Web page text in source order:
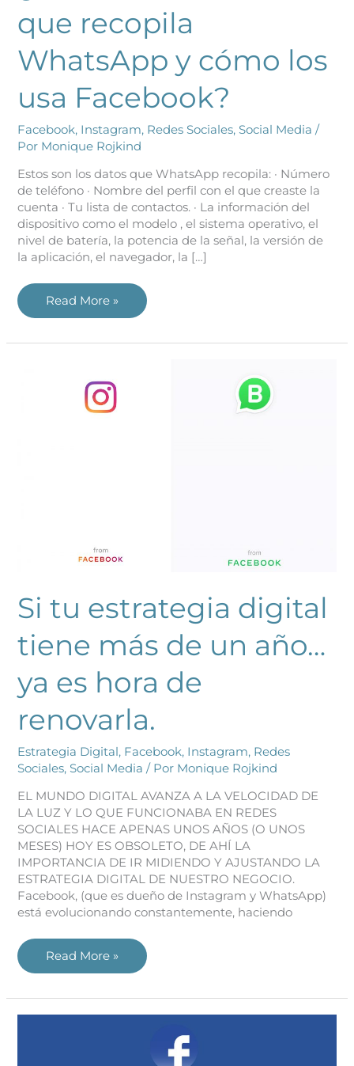
que recopila
WhatsApp y cómo los
usa Facebook?
Facebook, Instagram, Redes Sociales, Social Media /
Por Monique Rojkind
Estos son los datos que WhatsApp recopila: · Número
de teléfono · Nombre del perfil con el que creaste la
cuenta · Tu lista de contactos. · La información del
dispositivo como el modelo , el sistema operativo, el
nivel de batería, la potencia de la señal, la versión de
la aplicación, el navegador, la […]
Read More »
Si tu estrategia digital
tiene más de un año…
ya es hora de
renovarla.
Estrategia Digital, Facebook, Instagram, Redes
Sociales, Social Media / Por Monique Rojkind
EL MUNDO DIGITAL AVANZA A LA VELOCIDAD DE
LA LUZ Y LO QUE FUNCIONABA EN REDES
SOCIALES HACE APENAS UNOS AÑOS (O UNOS
MESES) HOY ES OBSOLETO, DE AHÍ LA
IMPORTANCIA DE IR MIDIENDO Y AJUSTANDO LA
ESTRATEGIA DIGITAL DE NUESTRO NEGOCIO.
Facebook, (que es dueño de Instagram y WhatsApp)
está evolucionando constantemente, haciendo
estrategia
Read More »
¿Cómo